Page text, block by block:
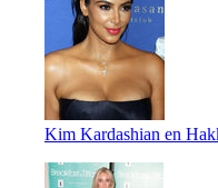
Kim Kardashian en